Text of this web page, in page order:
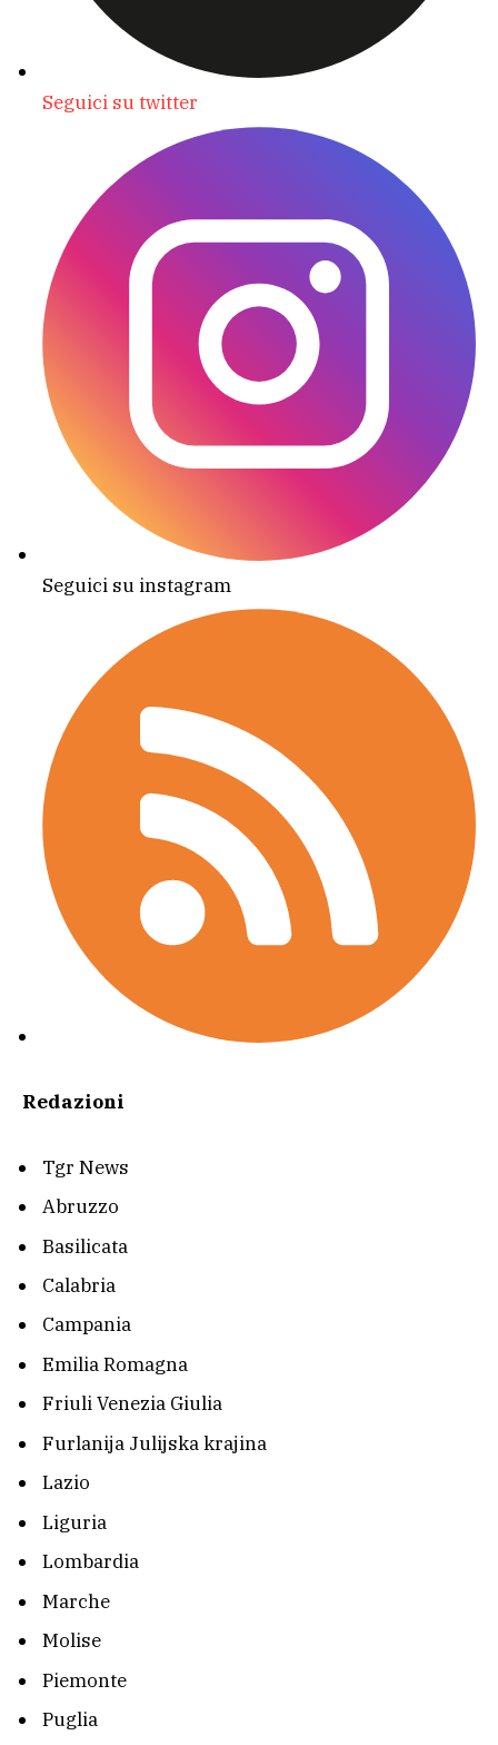
Seguici su twitter
Seguici su instagram
Redazioni
Tgr News
Abruzzo
Basilicata
Calabria
Campania
Emilia Romagna
Friuli Venezia Giulia
Furlanija Julijska krajina
Lazio
Liguria
Lombardia
Marche
Molise
Piemonte
Puglia